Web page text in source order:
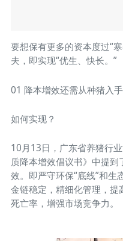
要想保有更多的资本度过“
夫，即实现“优生、快长。”
01 降本增效还需从种猪入手
如何实现？
10月13日，广东省养猪行
质降本增效倡议书》中提
效。即严守环保“底线”和生
金链稳定，精细化管理，
死亡率，增强市场竞争力。